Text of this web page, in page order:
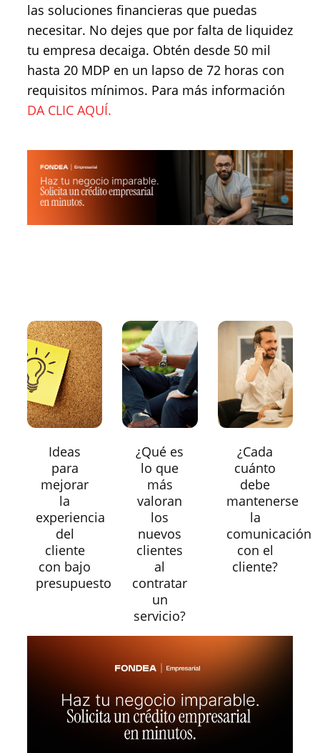
las soluciones financieras que puedas
necesitar. No dejes que por falta de liquidez
tu empresa decaiga. Obtén desde 50 mil
hasta 20 MDP en un lapso de 72 horas con
requisitos mínimos. Para más información
DA CLIC AQUÍ.
Ideas
para
mejorar
la
experiencia
del
cliente
con bajo
presupuesto
¿Qué es
lo que
más
valoran
los
nuevos
clientes
al
contratar
un
servicio?
¿Cada
cuánto
debe
mantenerse
la
comunicación
con el
cliente?